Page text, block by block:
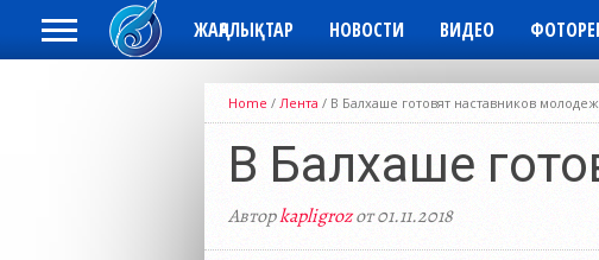
ЖАҢАЛЫҚТАР НОВОСТИ ВИДЕО
Home / Лента / В Балхаше готовят наставников
В Балхаше
Авторkapligrozот 01.11.2018